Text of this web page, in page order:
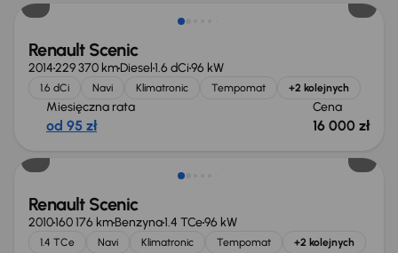
Renault Scenic
2014229 370 kmDiesel1.6 dCi96 kW
1.6 dCi Navi Klimatronic Tempomat +2 kolejnych
Miesięczna rata
od 95 zł
Cena
16 000 zł
Świeżo skupione
Renault Scenic
2010160 176 kmBenzyna1.4 TCe96 kW
1.4 TCe Navi Klimatronic Tempomat +2 kolejnych